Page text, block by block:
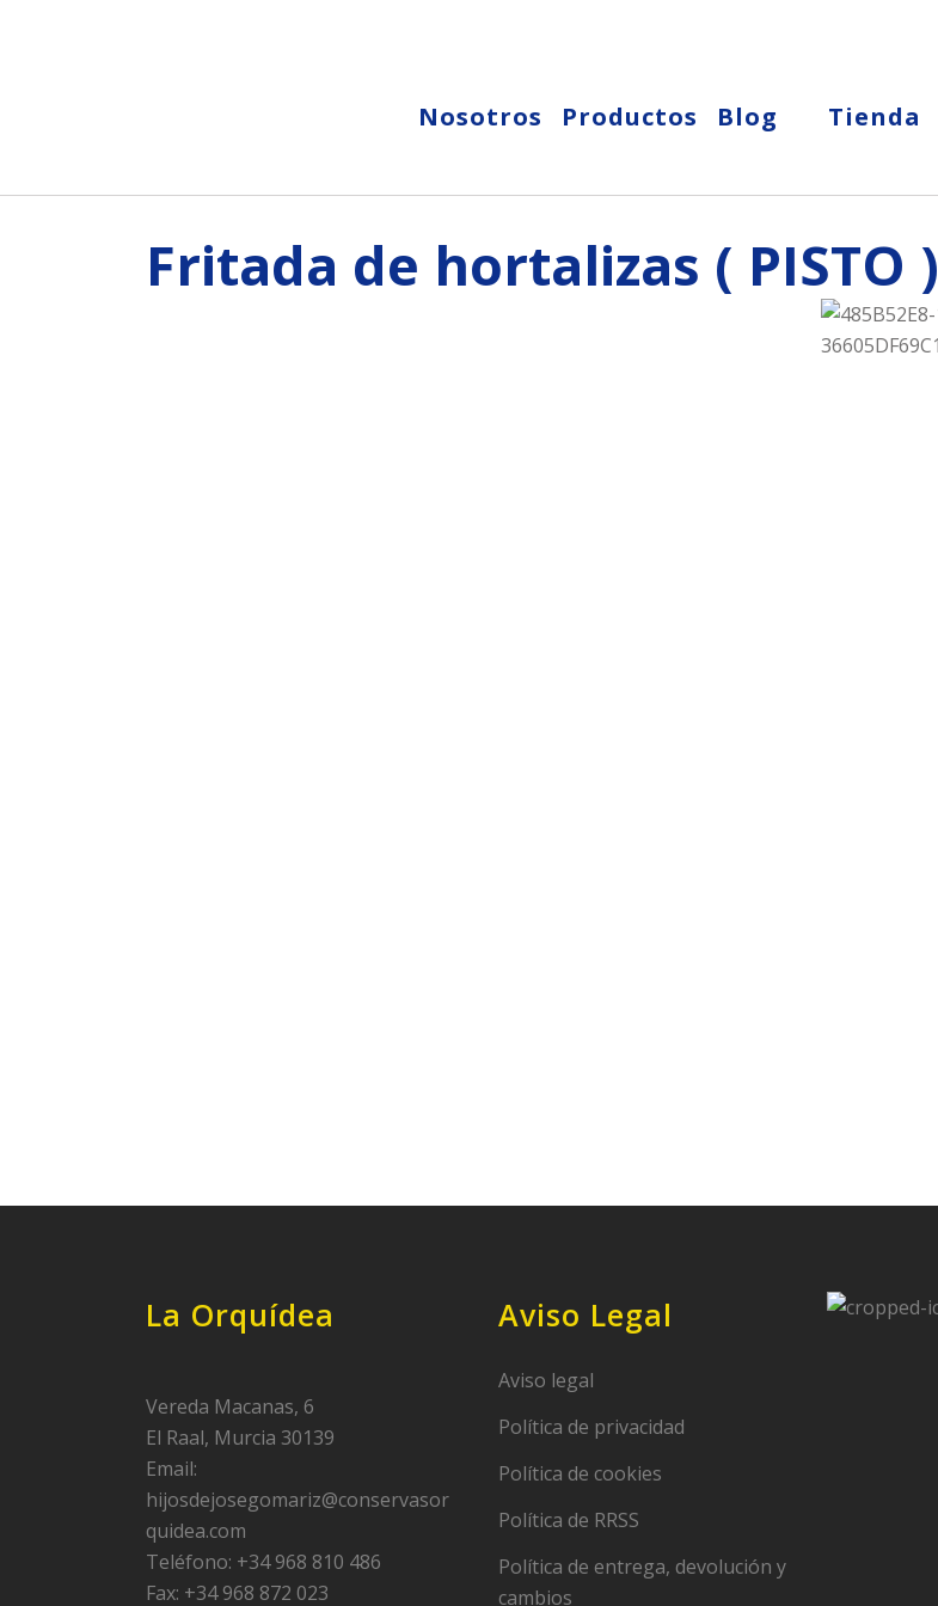
Nosotros Productos Blog Tienda
Fritada de hortalizas ( PISTO )
La Orquídea
Vereda Macanas, 6
El Raal, Murcia 30139
Email:
hijosdejosegomariz@conservasor
quidea.com
Teléfono: +34 968 810 486
Fax: +34 968 872 023
Aviso Legal
Aviso legal
Política de privacidad
Política de cookies
Política de RRSS
Política de entrega, devolución y
cambios